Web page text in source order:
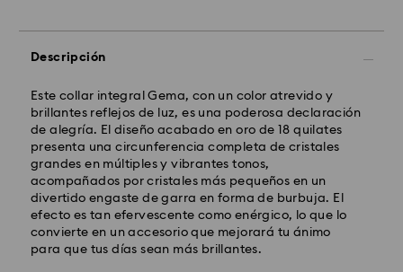
Descripción
Este collar integral Gema, con un color atrevido y
brillantes reflejos de luz, es una poderosa declaración
de alegría. El diseño acabado en oro de 18 quilates
presenta una circunferencia completa de cristales
grandes en múltiples y vibrantes tonos,
acompañados por cristales más pequeños en un
divertido engaste de garra en forma de burbuja. El
efecto es tan efervescente como enérgico, lo que lo
convierte en un accesorio que mejorará tu ánimo
para que tus días sean más brillantes.